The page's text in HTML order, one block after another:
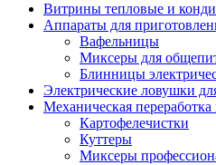
Витрины тепловые и
Аппараты для
Вафельницы
Миксеры для
Блинницы
Электрические ловушки
Механическая переработка
Картофелечистки
Куттеры
Миксеры